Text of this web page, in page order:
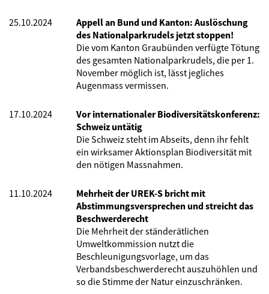
25.10.2024
Appell an Bund und Kanton: Auslöschung
des Nationalparkrudels jetzt stoppen!
Die vom Kanton Graubünden verfügte Tötung
des gesamten Nationalparkrudels, die per 1.
November möglich ist, lässt jegliches
Augenmass vermissen.
17.10.2024
Vor internationaler Biodiversitätskonferenz:
Schweiz untätig
Die Schweiz steht im Abseits, denn ihr fehlt
ein wirksamer Aktionsplan Biodiversität mit
den nötigen Massnahmen.
11.10.2024
Mehrheit der UREK-S bricht mit
Abstimmungsversprechen und streicht das
Beschwerderecht
Die Mehrheit der ständerätlichen
Umweltkommission nutzt die
Beschleunigungsvorlage, um das
Verbandsbeschwerderecht auszuhöhlen und
so die Stimme der Natur einzuschränken.